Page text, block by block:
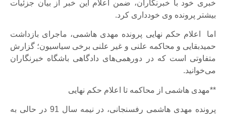
خبری خود با خبرنگاران، ضمن اعلام این خبر از بیان جزئیات
بیشتر پرونده وی خودداری کرد.
اما اعلام حکم نهایی پرونده مهدی هاشمی، ماجرای بازداشت
حمیدبقایی و محاکمه علنی و غیر علنی برخی سیاسیون؛ گزارش
متفاوتی است که در دورهمی‌های دادگاهی باشگاه خبرنگاران
می‌خوانید.
**مهدی هاشمی از محاکمه تا اعلام حکم نهایی
پرونده مهدی هاشمی رفسنجانی، در نیمه سال 91 در حالی به